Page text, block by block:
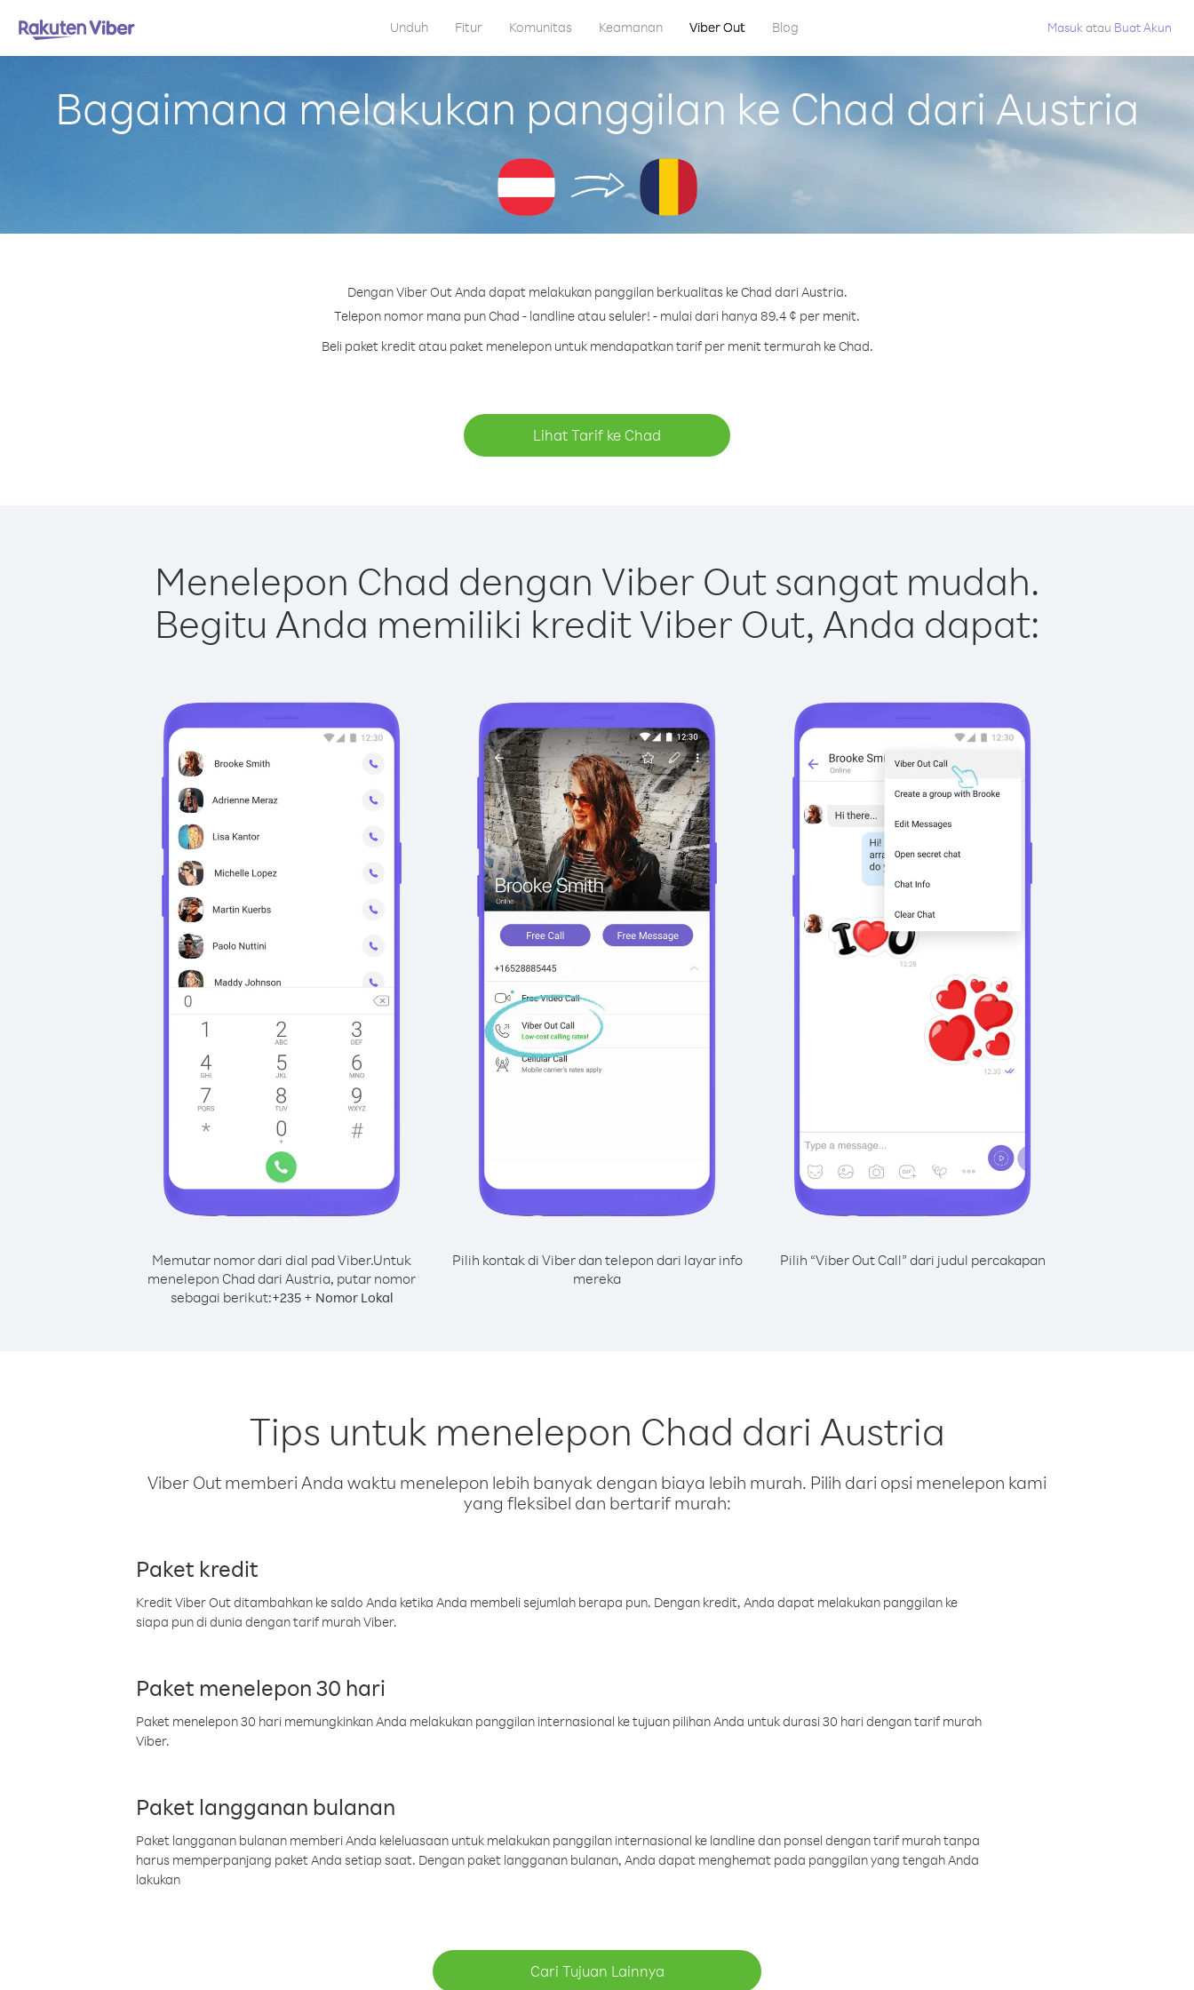
Unduh Fitur Komunitas Keamanan Viber Out Blog Masuk atau Buat Akun
Bagaimana melakukan panggilan ke Chad dari Austria
Dengan Viber Out Anda dapat melakukan panggilan berkualitas ke Chad dari Austria.
Telepon nomor mana pun Chad - landline atau seluler! - mulai dari hanya 89.4 ¢ per menit.
Beli paket kredit atau paket menelepon untuk mendapatkan tarif per menit termurah ke Chad.
Lihat Tarif ke Chad
Menelepon Chad dengan Viber Out sangat mudah.
Begitu Anda memiliki kredit Viber Out, Anda dapat:
Memutar nomor dari dial pad Viber.Untuk
menelepon Chad dari Austria, putar nomor
sebagai berikut:+235+ Nomor Lokal
Pilih kontak di Viber dan telepon dari layar info
mereka
Pilih “Viber Out Call” dari judul percakapan
Tips untuk menelepon Chad dari Austria
Viber Out memberi Anda waktu menelepon lebih banyak dengan biaya lebih murah. Pilih dari opsi menelepon kami
yang fleksibel dan bertarif murah:
Paket kredit
Kredit Viber Out ditambahkan ke saldo Anda ketika Anda membeli sejumlah berapa pun. Dengan kredit, Anda dapat melakukan panggilan ke
siapa pun di dunia dengan tarif murah Viber.
Paket menelepon 30 hari
Paket menelepon 30 hari memungkinkan Anda melakukan panggilan internasional ke tujuan pilihan Anda untuk durasi 30 hari dengan tarif murah
Viber.
Paket langganan bulanan
Paket langganan bulanan memberi Anda keleluasaan untuk melakukan panggilan internasional ke landline dan ponsel dengan tarif murah tanpa
harus memperpanjang paket Anda setiap saat. Dengan paket langganan bulanan, Anda dapat menghemat pada panggilan yang tengah Anda
lakukan
Cari Tujuan Lainnya